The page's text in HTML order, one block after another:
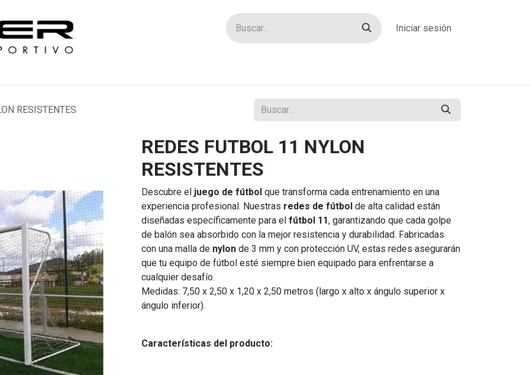
Iniciar sesión
RESISTENTES
REDES FUTBOL 11 NYLON
RESISTENTES
Descubre el juego de fútbol que transforma cada entrenamiento en una
experiencia profesional. Nuestras redes de fútbol de alta calidad están
diseñadas específicamente para el fútbol 11, garantizando que cada golpe
de balón sea absorbido con la mejor resistencia y durabilidad. Fabricadas
con una malla de nylon de 3 mm y con protección UV, estas redes asegurarán
que tu equipo de fútbol esté siempre bien equipado para enfrentarse a
cualquier desafío.
Medidas: 7,50 x 2,50 x 1,20 x 2,50 metros (largo x alto x ángulo superior x
ángulo inferior).
Características del producto: